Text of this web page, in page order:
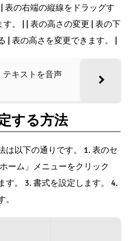
表の右端の縦線をドラッグす
。 | | 表の高さの変更 | 表の下
| 表の高さを変更できます。 |
テキストを音声
する方法
は以下の通りです。 1. 表のセ
ーム」メニューをクリック
す。 3. 書式を設定します。 4.